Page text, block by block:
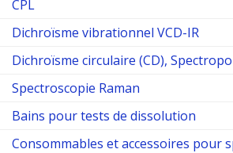
CPL
Dichroïsme vibrationnel VCD-IR
Dichroïsme circulaire (CD),
Spectroscopie Raman
Bains pour tests de dissolution
Consommables et accessoires pour